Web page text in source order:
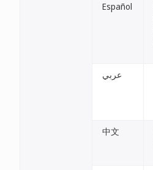
Español
عربي
中文